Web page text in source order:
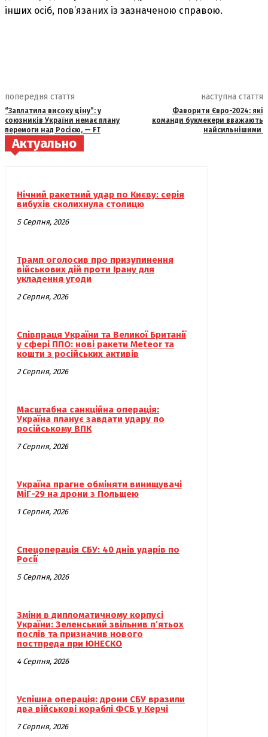
інших осіб, пов’язаних із зазначеною справою.
попередня стаття
“Заплатила високу ціну”: у
союзників України немає плану
перемоги над Росією, — FT
наступна стаття
Фаворити Євро-2024: які
команди букмекери вважають
найсильнішими
Актуально
Нічний ракетний удар по Києву: серія
вибухів сколихнула столицю
5 Серпня, 2026
Трамп оголосив про призупинення
військових дій проти Ірану для
укладення угоди
2 Серпня, 2026
Співпраця України та Великої Британії
у сфері ППО: нові ракети Meteor та
кошти з російських активів
2 Серпня, 2026
Масштабна санкційна операція:
Україна планує завдати удару по
російському ВПК
7 Серпня, 2026
Україна прагне обміняти винищувачі
МіГ-29 на дрони з Польщею
1 Серпня, 2026
Спецоперація СБУ: 40 днів ударів по
Росії
5 Серпня, 2026
Зміни в дипломатичному корпусі
України: Зеленський звільнив п’ятьох
послів та призначив нового
постпреда при ЮНЕСКО
4 Серпня, 2026
Успішна операція: дрони СБУ вразили
два військові кораблі ФСБ у Керчі
7 Серпня, 2026